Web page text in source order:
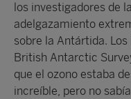
los investigadores de
adelgazamiento
sobre la Antártida.
British Antarctic
que el ozono estaba
increíble, pero no